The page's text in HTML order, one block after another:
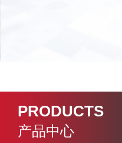
PRODUCTS
产品中心